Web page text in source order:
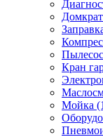
Кран
Мойка